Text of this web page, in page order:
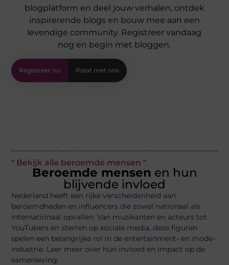
blogplatform en deel jouw verhalen, ontdek
inspirerende blogs en bouw mee aan een
levendige community. Registreer vandaag
nog en begin met bloggen.
Registreer nu Praat met ons
" Bekijk alle beroemde mensen "
Beroemde mensen en hun
blijvende invloed
Nederland heeft een rijke verscheidenheid aan
beroemdheden en influencers die zowel nationaal als
internationaal opvallen. Van muzikanten en acteurs tot
YouTubers en sterren op sociale media, deze figuren
spelen een belangrijke rol in de entertainment- en mode-
industrie. Leer meer over hun invloed en impact op de
samenleving.